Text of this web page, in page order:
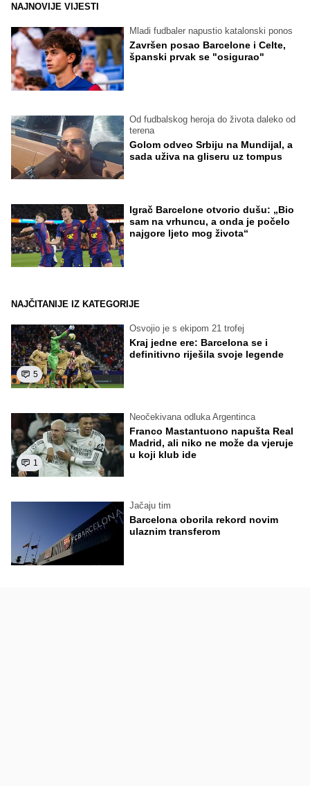
NAJNOVIJE VIJESTI
Mladi fudbaler napustio katalonski ponos
Završen posao Barcelone i Celte,
španski prvak se "osigurao"
Od fudbalskog heroja do života daleko od
terena
Golom odveo Srbiju na Mundijal, a
sada uživa na gliseru uz tompus
Igrač Barcelone otvorio dušu: „Bio
sam na vrhuncu, a onda je počelo
najgore ljeto mog života“
NAJČITANIJE IZ KATEGORIJE
5
Osvojio je s ekipom 21 trofej
Kraj jedne ere: Barcelona se i
definitivno riješila svoje legende
1
Neočekivana odluka Argentinca
Franco Mastantuono napušta Real
Madrid, ali niko ne može da vjeruje
u koji klub ide
Jačaju tim
Barcelona oborila rekord novim
ulaznim transferom